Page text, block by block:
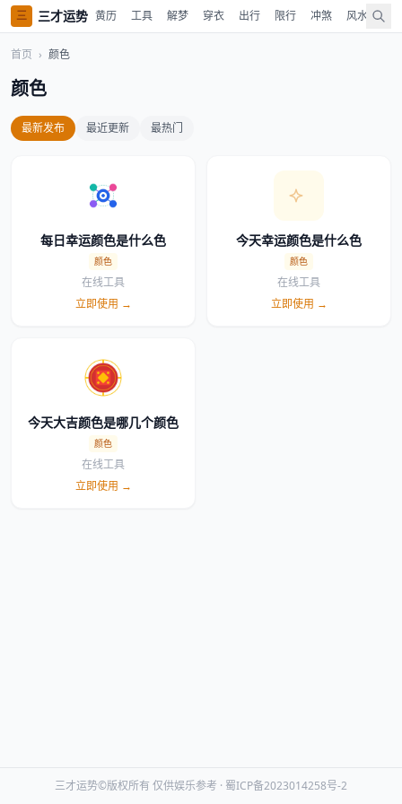
三 三才运势 黄历 工具 解梦 穿衣 出行 限行 冲煞 风水 时
首页 › 颜色
颜色
最新发布 最近更新 最热门
每日幸运颜色是什么色
颜色
在线工具
立即使用 →
今天幸运颜色是什么色
颜色
在线工具
立即使用 →
今天大吉颜色是哪几个颜色
颜色
在线工具
立即使用 →
三才运势©版权所有 仅供娱乐参考 · 蜀ICP备2023014258号-2